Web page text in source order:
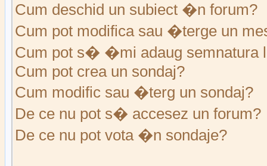
Cum deschid un subiect �n forum?
Cum pot modifica sau �terge un
Cum pot s� �mi adaug semnatura
Cum pot crea un sondaj?
Cum modific sau �terg un sondaj?
De ce nu pot s� accesez un forum?
De ce nu pot vota �n sondaje?